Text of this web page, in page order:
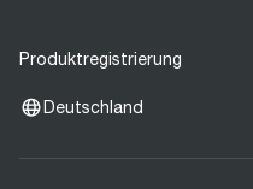
Produktregistrierung
Deutschland